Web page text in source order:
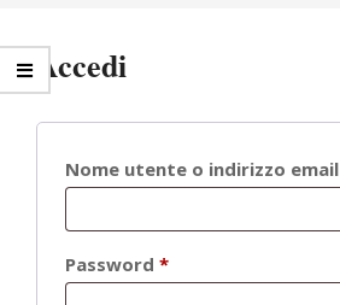
Accedi
Nome utente o indirizzo email
Password *Richiesto